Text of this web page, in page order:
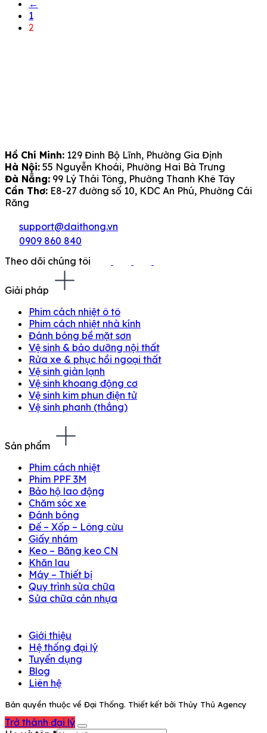
←
1
2
Hồ Chí Minh: 129 Đinh Bộ Lĩnh, Phường Gia Định
Hà Nội: 55 Nguyễn Khoái, Phường Hai Bà Trưng
Đà Nẵng: 99 Lý Thái Tông, Phường Thanh Khê Tây
Cần Thơ: E8-27 đường số 10, KDC An Phú, Phường Cái
Răng
support@daithong.vn
0909 860 840
Theo dõi chúng tôi
Giải pháp
Phim cách nhiệt ô tô
Phim cách nhiệt nhà kính
Đánh bóng bề mặt sơn
Vệ sinh & bảo dưỡng nội thất
Rửa xe & phục hồi ngoại thất
Vệ sinh giàn lạnh
Vệ sinh khoang động cơ
Vệ sinh kim phun điện tử
Vệ sinh phanh (thắng)
Sản phẩm
Phim cách nhiệt
Phim PPF 3M
Bảo hộ lao động
Chăm sóc xe
Đánh bóng
Đế – Xốp – Lông cừu
Giấy nhám
Keo – Băng keo CN
Khăn lau
Máy – Thiết bị
Quy trình sửa chữa
Sửa chữa cản nhựa
Giới thiệu
Hệ thống đại lý
Tuyển dụng
Blog
Liên hệ
Bản quyền thuộc về Đại Thống. Thiết kết bởi Thủy Thủ Agency
Trở thành đại lý